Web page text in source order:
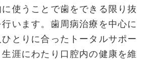
使うことで歯をできる限り抜
います。歯周病治療を中心に
とりに合ったトータルサポー
生涯にわたり口腔内の健康を維